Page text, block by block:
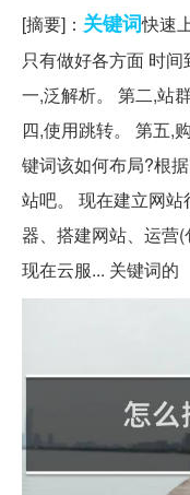
[摘要]： 关键词快速
只有做好各方面 时
一,泛解析。 第二,站
四,使用跳转。 第五,
键词该如何布局?根
站吧。 现在建立网
器、搭建网站、运营
现在云服... 关键词的